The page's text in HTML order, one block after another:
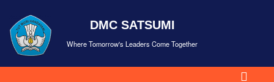
DMC SATSUMI
Where Tomorrow's Leaders Come Together